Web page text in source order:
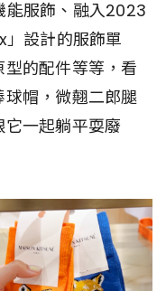
服飾、融入2023
設計的服飾單
的配件等等，看
帽，微翹二郎腿
一起躺平耍廢